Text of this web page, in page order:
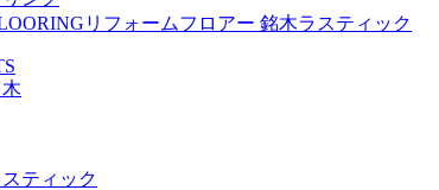
リフォームフロアー 銘木ラスティック
ティック